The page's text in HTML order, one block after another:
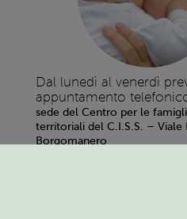
Dal lunedì al venerdì
appuntamento
sede del Centro per le
territoriali del C.I.S.S. – Viale
Borgomanero